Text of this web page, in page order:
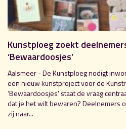
Kunstploeg zoekt
‘Bewaardoosjes’
Aalsmeer - De Kunstploeg nodigt
een nieuw kunstproject voor de
‘Bewaardoosjes' staat de vraag
dat je het wilt bewaren? Deelnemers
zij naar...